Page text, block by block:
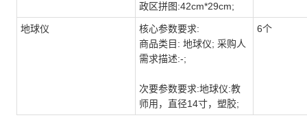
政区拼图:42cm*29cm;
地球仪
核心参数要求:
商品类目: 地球仪; 采购人
需求描述:-;
次要参数要求:地球仪:教
师用，直径14寸，塑胶;
6个